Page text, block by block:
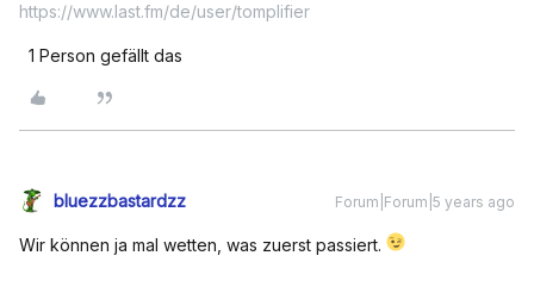
https://www.last.fm/de/user/tomplifier
1 Person gefällt das
bluezzbastardzz Forum|Forum|5 years ago
Wir können ja mal wetten, was zuerst passiert.